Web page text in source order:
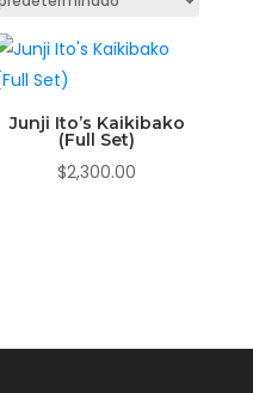
Junji Ito’s Kaikibako
(Full Set)
$2,300.00